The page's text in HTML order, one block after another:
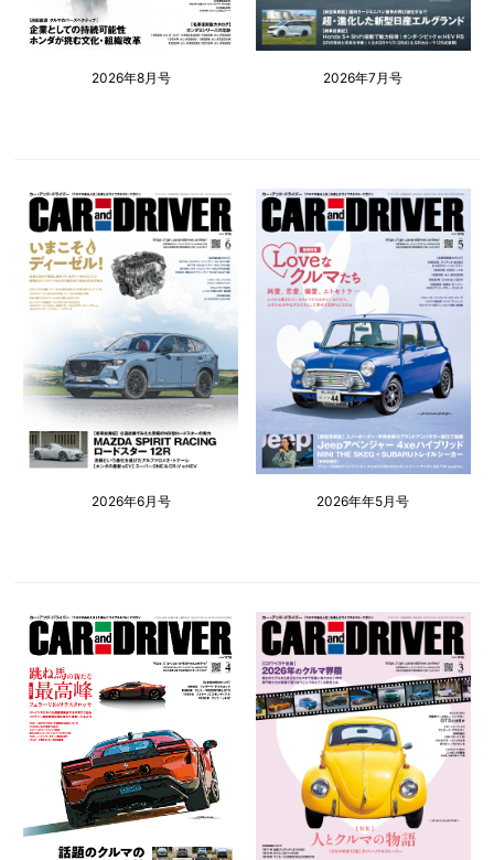
2026年8月号 2026年7月号
2026年6月号 2026年年5月号